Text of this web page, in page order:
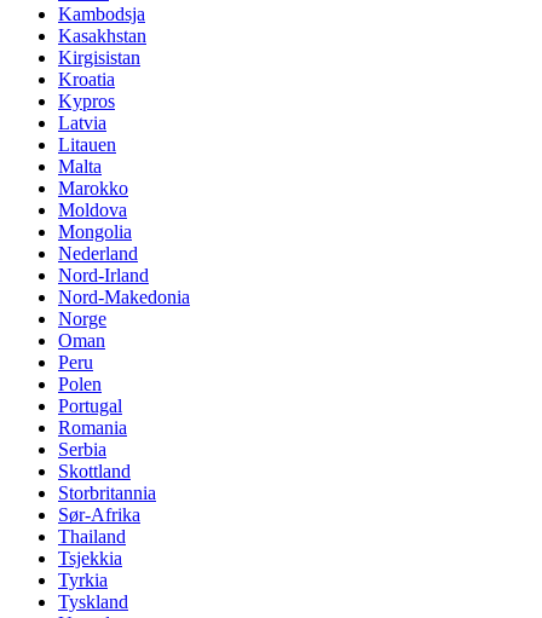
Kambodsja
Kasakhstan
Kirgisistan
Kroatia
Kypros
Latvia
Litauen
Malta
Marokko
Moldova
Mongolia
Nederland
Nord-Irland
Nord-Makedonia
Norge
Oman
Peru
Polen
Portugal
Romania
Serbia
Skottland
Storbritannia
Sør-Afrika
Thailand
Tsjekkia
Tyrkia
Tyskland